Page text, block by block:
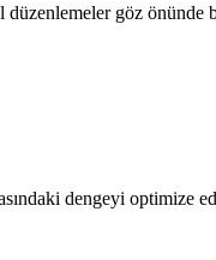
göz
dengeyi optimize